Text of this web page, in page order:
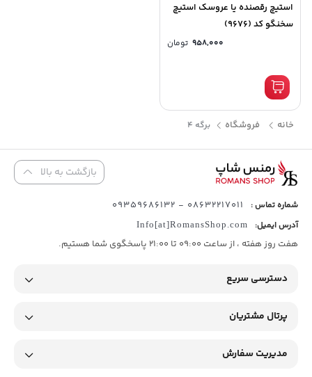
استیچ رقصنده یا عروسک استیچ
سخنگو کد (9676)
958,000 تومان
خانه فروشگاه برگه 4
بازگشت به بالا
شماره تماس : 08632217011 - 09359686132
آدرس ایمیل: Info[at]RomansShop.com
هفت روز هفته ، از ساعت 09:00 تا 21:00 پاسخگوی شما هستیم.
دسترسی سریع
پرتال مشتریان
مدیریت سفارش